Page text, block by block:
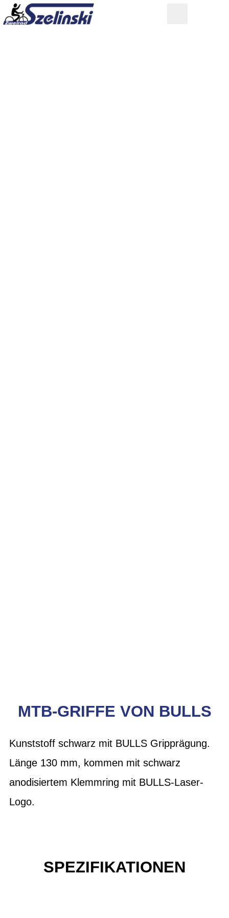
MTB-GRIFFE VON BULLS
Kunststoff schwarz mit BULLS Gripprägung.
Länge 130 mm, kommen mit schwarz
anodisiertem Klemmring mit BULLS-Laser-
Logo.
SPEZIFIKATIONEN